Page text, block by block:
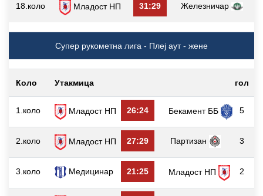
18.коло Младост НП 31:29 Железничар
Супер рукометна лига - Плеј аут - жене
Коло Утакмица гол
1.коло Младост НП 26:24 Бекамент ББ 5
2.коло Младост НП 27:29 Партизан 3
3.коло Медицинар 21:25 Младост НП 2